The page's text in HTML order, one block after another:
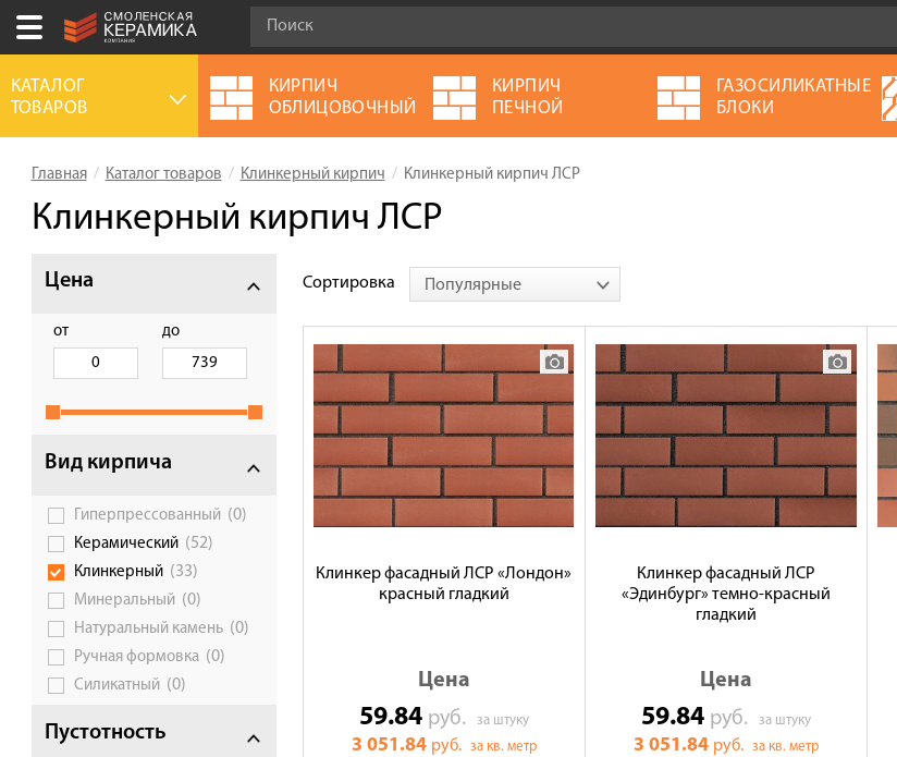
Ваш город:
Выберите ваш город:
+7 (4812) 548-777
О компании
Калькулятор
Оплата
Галерея объектов
Контакты
КАТАЛОГ
ТОВАРОВ
КИРПИЧ
ОБЛИЦОВОЧНЫЙ
КИРПИЧ
ПЕЧНОЙ
ГАЗОСИЛИКАТНЫЕ
БЛОКИ
Главная Каталог товаров Клинкерный кирпич Клинкерный кирпич ЛСР
Клинкерный кирпич ЛСР
Цена
от до
Вид кирпича
Гиперпрессованный (0)
Керамический (52)
Клинкерный (33)
Минеральный (0)
Натуральный камень (0)
Ручная формовка (0)
Силикатный (0)
Пустотность
Сортировка Популярные
Клинкер фасадный ЛСР «Лондон»
красный гладкий
Цена
59.84 руб. за штуку
3 051.84 руб. за кв. метр
Клинкер фасадный ЛСР
«Эдинбург» темно-красный
гладкий
Цена
59.84 руб. за штуку
3 051.84 руб. за кв. метр